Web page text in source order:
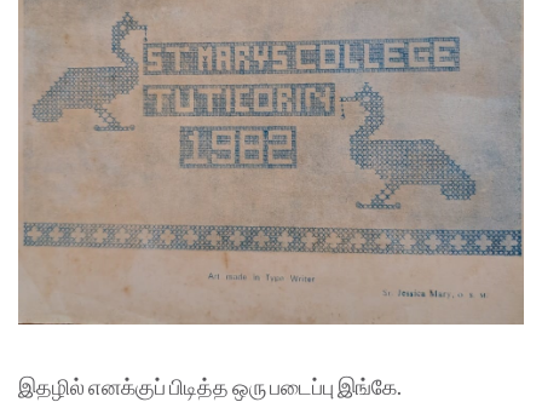
இதழில் எனக்குப் பிடித்த ஒரு படைப்பு இங்கே.